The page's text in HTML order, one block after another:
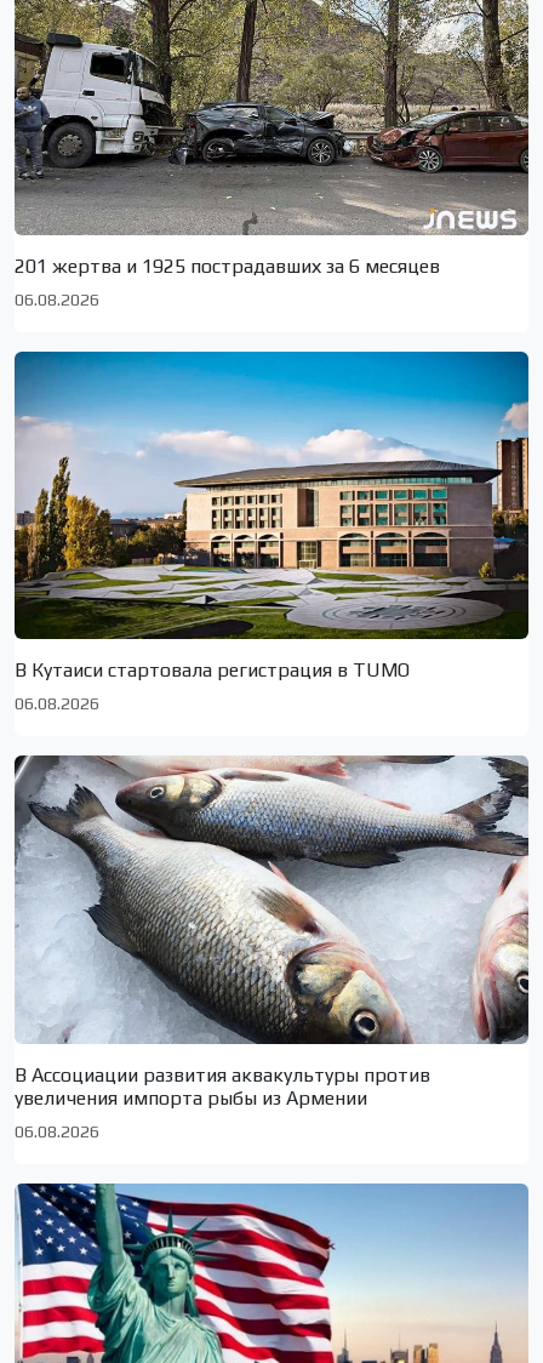
201 жертва и 1925 пострадавших за 6 месяцев
06.08.2026
В Кутаиси стартовала регистрация в TUMO
06.08.2026
В Ассоциации развития аквакультуры против
увеличения импорта рыбы из Армении
06.08.2026